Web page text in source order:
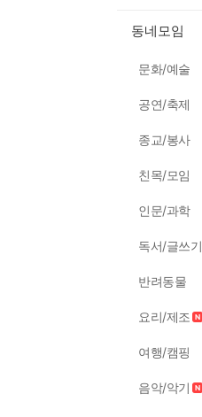
동네모임
문화/예술
공연/축제
종교/봉사
친목/모임
인문/과학
독서/글쓰기
반려동물
요리/제조
여행/캠핑
음악/악기